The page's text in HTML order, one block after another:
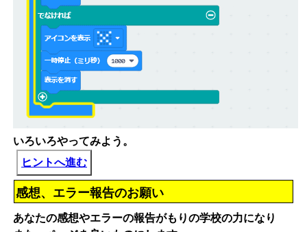
いろいろやってみよう。
ヒントへ進む
感想、エラー報告のお願い
あなたの感想やエラーの報告がもりの学校の力になり